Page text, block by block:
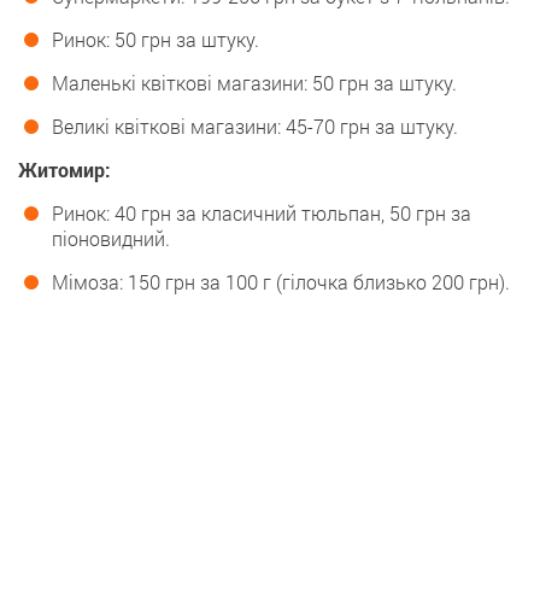
Ринок: 50 грн за штуку.
Маленькі квіткові магазини: 50 грн за штуку.
Великі квіткові магазини: 45-70 грн за штуку.
Житомир:
Ринок: 40 грн за класичний тюльпан, 50 грн за
піоновидний.
Мімоза: 150 грн за 100 г (гілочка близько 200 грн).